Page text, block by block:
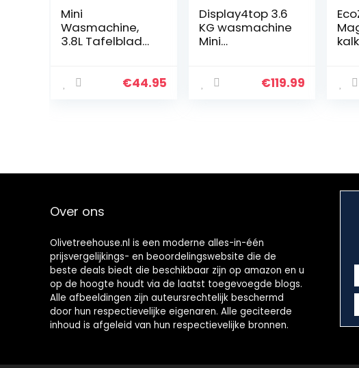
Mini
Wasmachine,
3.8L Tafelblad
USB
€44.95
Display4top 3.6
KG wasmachine
Mini
€119.99
Over ons
Olivetreehouse.nl is een moderne alles-in-één
prijsvergelijkings- en beoordelingswebsite die de
beste deals biedt die beschikbaar zijn op amazon en u
op de hoogte houdt via de laatst toegevoegde blogs.
Alle afbeeldingen zijn auteursrechtelijk beschermd
door hun respectievelijke eigenaren. Alle geciteerde
inhoud is afgeleid van hun respectievelijke bronnen.